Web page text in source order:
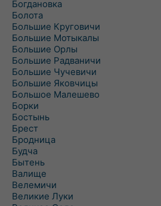
Богдановка
Болота
Большие Круговичи
Большие Мотыкалы
Большие Орлы
Большие Радваничи
Большие Чучевичи
Большие Яковчицы
Большое Малешево
Борки
Бостынь
Брест
Бродница
Будча
Бытень
Валище
Велемичи
Великие Луки